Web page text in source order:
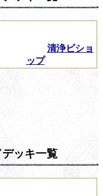
清浄ビショ
ップ
ッキ一覧